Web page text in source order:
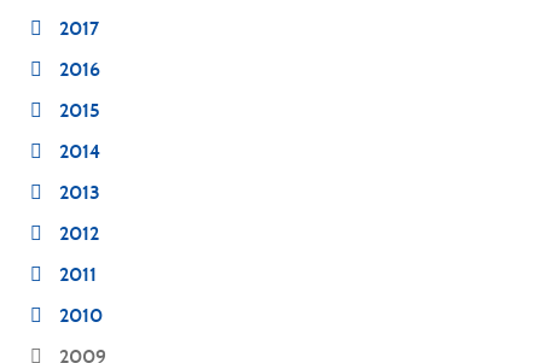
2017
2016
2015
2014
2013
2012
2011
2010
2009